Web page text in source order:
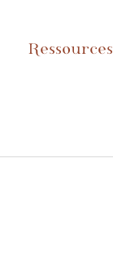
Ressources